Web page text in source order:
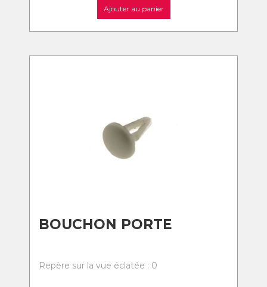
Ajouter au panier
BOUCHON PORTE
Repère sur la vue éclatée : 0